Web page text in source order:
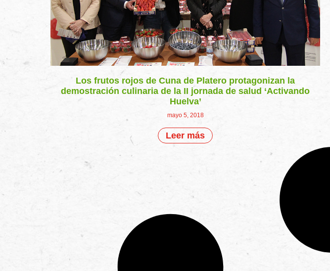
Los frutos rojos de Cuna de Platero protagonizan la
demostración culinaria de la II jornada de salud ‘Activando
Huelva’
mayo 5, 2018
Leer más